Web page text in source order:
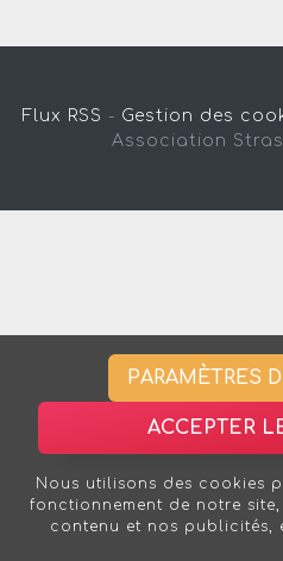
Flux RSS - Gestion des
Association
PARAMÈTRES
ACCEPTER
Nous utilisons des cookies
fonctionnement de notre
contenu et nos publicités,